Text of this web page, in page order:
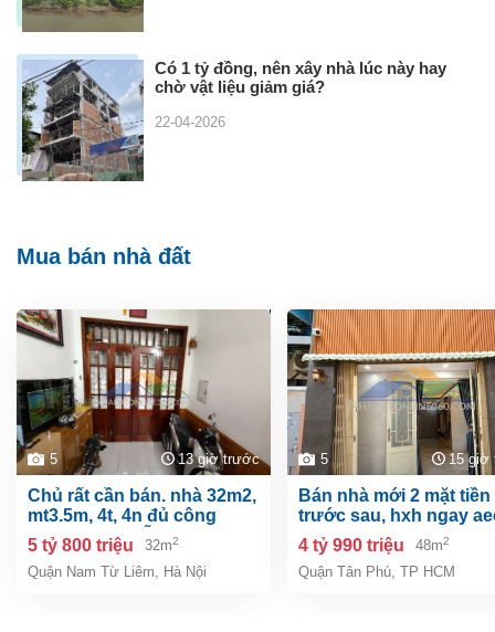
Có 1 tỷ đồng, nên xây nhà lúc này hay
chờ vật liệu giảm giá?
22-04-2026
Mua bán nhà đất
5 13 giờ trước
chủ rất cần bán. nhà 32m2,
mt3.5m, 4t, 4n đủ công
năng, phúc diễn, nam từ
liêm, gần ô tô.
5 tỷ 800 triệu 32m2
Quận Nam Từ Liêm, Hà Nội
5 15 giờ
bán nhà mới 2 mặt tiền
trước sau, hxh ngay
mall, 48m² chỉ 4.x
4 tỷ 990 triệu 48m2
Quận Tân Phú, TP HCM